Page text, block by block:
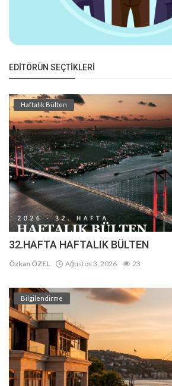
EDITÖRÜN SEÇTIKLERI
Haftalık Bülten
32.HAFTA HAFTALIK BÜLTEN
Özkan ÖZEL Ağustos 3, 2026 23
Bilgilendirme